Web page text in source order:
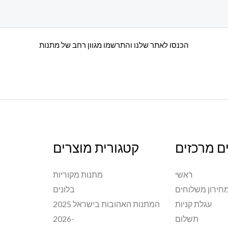
הכנסו לאתר שלנו והתרשמו מגוון רחב של מתנות
מרכזים
ראשי
משלוחים
עגלת קניות
תשלום
קטגורית מוצרים
מתנות מקוריות
בלונים
המתנות האהובות בישראל 2025
-2026